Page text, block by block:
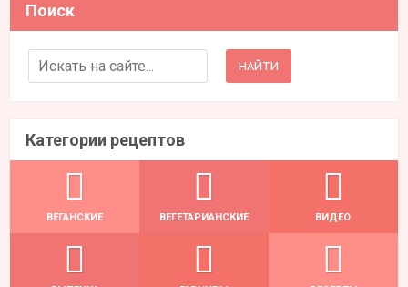
Поиск
Search for:
Категории рецептов
ВЕГАНСКИЕ ВЕГЕТАРИАНСКИЕ ВИДЕО